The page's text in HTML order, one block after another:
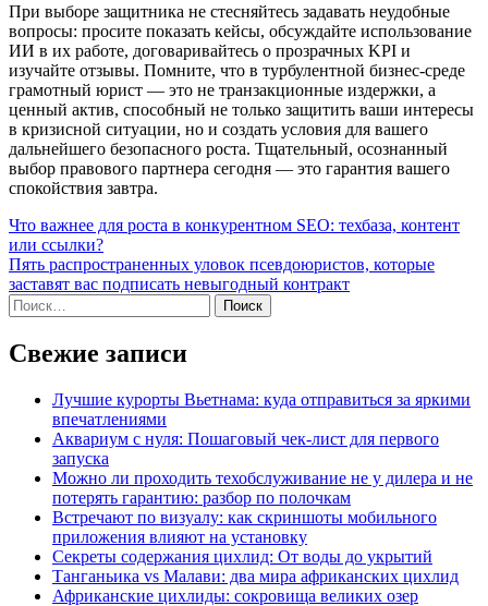
При выборе защитника не стесняйтесь задавать неудобные
вопросы: просите показать кейсы, обсуждайте использование
ИИ в их работе, договаривайтесь о прозрачных KPI и
изучайте отзывы. Помните, что в турбулентной бизнес-среде
грамотный юрист — это не транзакционные издержки, а
ценный актив, способный не только защитить ваши интересы
в кризисной ситуации, но и создать условия для вашего
дальнейшего безопасного роста. Тщательный, осознанный
выбор правового партнера сегодня — это гарантия вашего
спокойствия завтра.
Навигация
по
записям
Что важнее для роста в конкурентном SEO: техбаза, контент
или ссылки?
Пять распространенных уловок псевдоюристов, которые
заставят вас подписать невыгодный контракт
Найти:
Свежие записи
Лучшие курорты Вьетнама: куда отправиться за яркими
впечатлениями
Аквариум с нуля: Пошаговый чек-лист для первого
запуска
Можно ли проходить техобслуживание не у дилера и не
потерять гарантию: разбор по полочкам
Встречают по визуалу: как скриншоты мобильного
приложения влияют на установку
Секреты содержания цихлид: От воды до укрытий
Танганьика vs Малави: два мира африканских цихлид
Африканские цихлиды: сокровища великих озер